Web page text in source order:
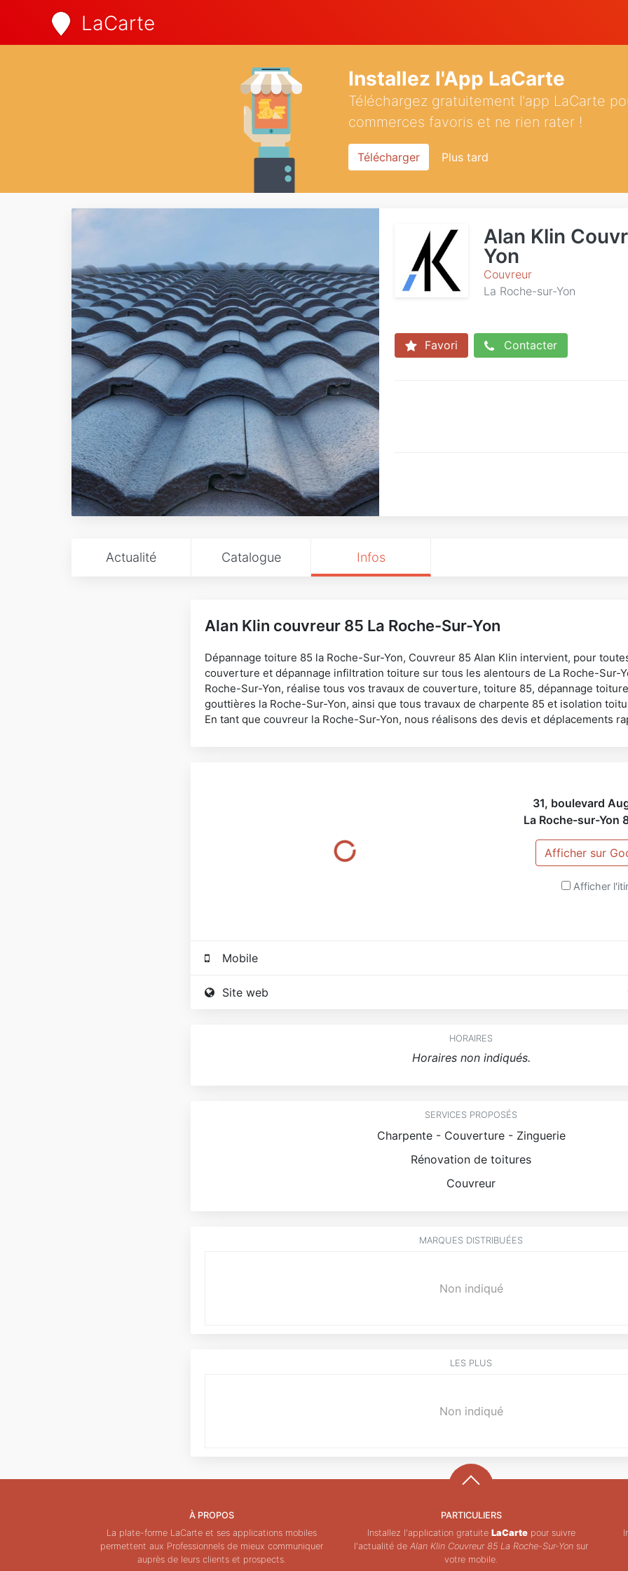
LaCarte
Installez l'App LaCarte
Téléchargez gratuitement l'app LaCarte
commerces favoris et ne rien rater !
Télécharger Plus tard
Alan Klin
Yon
Couvreur
La Roche-sur-Yon
Favori Contacter
Actualité Catalogue Infos
Alan Klin couvreur 85 La Roche-Sur-Yon
Dépannage toiture 85 la Roche-Sur-Yon, Couvreur 85 Alan Klin intervient, pour
couverture et dépannage infiltration toiture sur tous les alentours de La Roche-Sur-
Roche-Sur-Yon, réalise tous vos travaux de couverture, toiture 85, dépannage
gouttières la Roche-Sur-Yon, ainsi que tous travaux de charpente 85 et isolation
En tant que couvreur la Roche-Sur-Yon, nous réalisons des devis et déplacements
31, boulevard
La Roche-sur-Yon
Afficher sur
Afficher
Mobile
Site web
HORAIRES
Horaires non indiqués.
SERVICES PROPOSÉS
Charpente - Couverture - Zinguerie
Rénovation de toitures
Couvreur
MARQUES DISTRIBUÉES
Non indiqué
LES PLUS
Non indiqué
À PROPOS
La plate-forme LaCarte et ses applications mobiles
permettent aux Professionnels de mieux communiquer
auprès de leurs clients et prospects.
PARTICULIERS
Installez l'application gratuite LaCartepour suivre
l'actualité de Alan Klin Couvreur 85 La Roche-Sur-Yon sur
votre mobile.